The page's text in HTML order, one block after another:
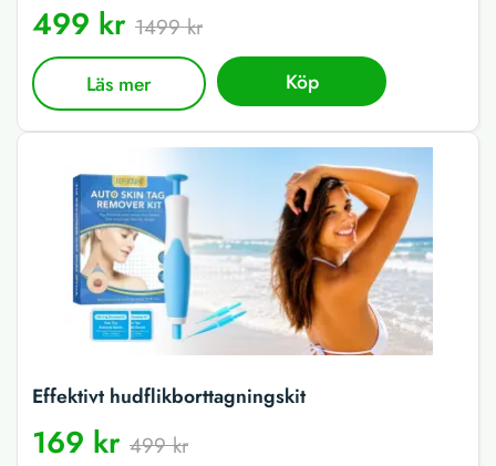
499 kr 1499 kr
Läs mer Köp
Effektivt hudflikborttagningskit
169 kr 499 kr